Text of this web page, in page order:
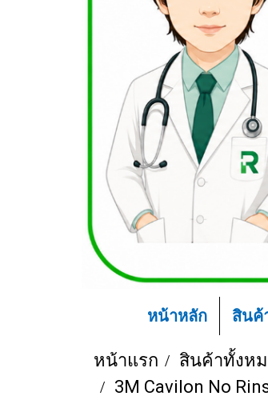
หน้าหลัก สินค้
หน้าแรก สินค้าทั้งห
3M Cavilon No